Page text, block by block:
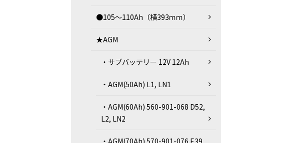
●105～110Ah（横393ｍｍ）
★AGM
・サブバッテリー 12V 12Ah
・AGM(50Ah) L1, LN1
・AGM(60Ah) 560-901-068 D52,
L2, LN2
・AGM(70Ah) 570-901-076 E39,